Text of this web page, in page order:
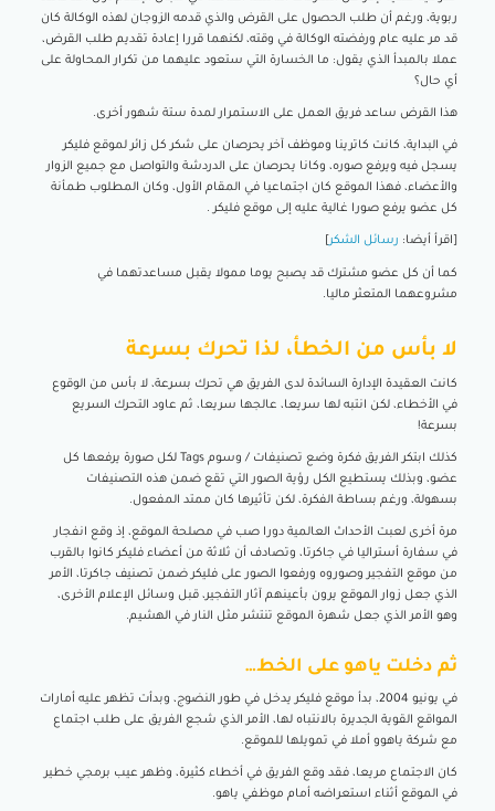
ربوية، ورغم أن طلب الحصول على القرض والذي قدمه الزوجان لهذه الوكالة كان
قد مر عليه عام ورفضته الوكالة في وقته، لكنهما قررا إعادة تقديم طلب القرض،
عملا بالمبدأ الذي يقول: ما الخسارة التي ستعود عليهما من تكرار المحاولة على
أي حال؟
هذا القرض ساعد فريق العمل على الاستمرار لمدة ستة شهور أخرى.
في البداية، كانت كاترينا وموظف آخر يحرصان على شكر كل زائر لموقع فليكر
يسجل فيه ويرفع صوره، وكانا يحرصان على الدردشة والتواصل مع جميع الزوار
والأعضاء، فهذا الموقع كان اجتماعيا في المقام الأول، وكان المطلوب طمأنة
كل عضو يرفع صورا غالية عليه إلى موقع فليكر .
[اقرأ أيضا: رسائل الشكر
كما أن كل عضو مشترك قد يصبح يوما ممولا يقبل مساعدتهما في
مشروعهما المتعثر ماليا.
لا بأس من الخطأ، لذا تحرك بسرعة
كانت العقيدة الإدارة السائدة لدى الفريق هي تحرك بسرعة، لا بأس من الوقوع
في الأخطاء، لكن انتبه لها سريعا، عالجها سريعا، ثم عاود التحرك السريع
بسرعة!
كذلك ابتكر الفريق فكرة وضع تصنيفات / وسوم Tags لكل صورة يرفعها كل
عضو، وبذلك يستطيع الكل رؤية الصور التي تقع ضمن هذه التصنيفات
بسهولة، ورغم بساطة الفكرة، لكن تأثيرها كان ممتد المفعول.
مرة أخرى لعبت الأحداث العالمية دورا صب في مصلحة الموقع، إذ وقع انفجار
في سفارة أستراليا في جاكرتا، وتصادف أن ثلاثة من أعضاء فليكر كانوا بالقرب
من موقع التفجير وصوروه ورفعوا الصور على فليكر ضمن تصنيف جاكرتا، الأمر
الذي جعل زوار الموقع يرون بأعينهم آثار التفجير، قبل وسائل الإعلام الأخرى،
وهو الأمر الذي جعل شهرة الموقع تنتشر مثل النار في الهشيم.
ثم دخلت ياهو على الخط…
في يونيو 2004، بدأ موقع فليكر يدخل في طور النضوج، وبدأت تظهر عليه أمارات
المواقع القوية الجديرة بالانتباه لها، الأمر الذي شجع الفريق على طلب اجتماع
مع شركة ياهوو أملا في تمويلها للموقع.
كان الاجتماع مريعا، فقد وقع الفريق في أخطاء كثيرة، وظهر عيب برمجي خطير
في الموقع أثناء استعراضه أمام موظفي ياهو.